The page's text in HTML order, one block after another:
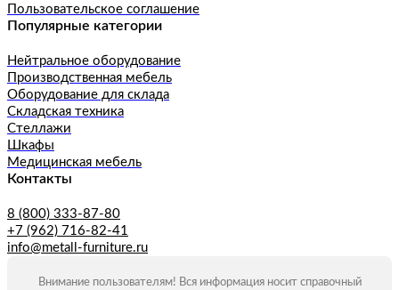
Пользовательское соглашение
Популярные категории
Нейтральное оборудование
Производственная мебель
Оборудование для склада
Складская техника
Стеллажи
Шкафы
Медицинская мебель
Контакты
8 (800) 333-87-80
+7 (962) 716-82-41
info@metall-furniture.ru
Внимание пользователям! Вся информация носит справочный